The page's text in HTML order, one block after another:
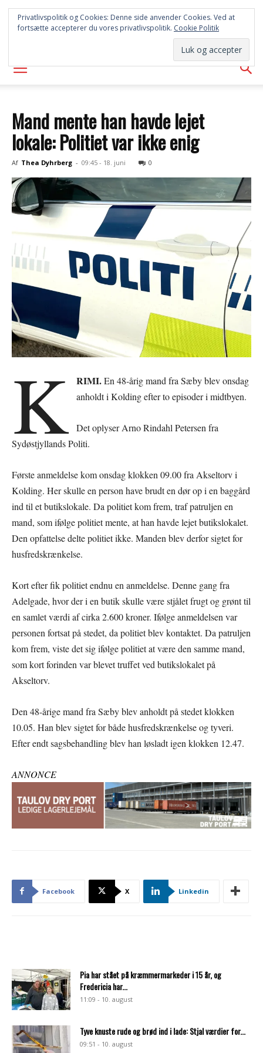
SYD
AVISEN
Mand mente han havde lejet
lokale: Politiet var ikke enig
Af Thea Dyhrberg - 09:45 - 18. juni 0
K RIMI.En 48-årig mand fra Sæby blev onsdag
anholdt i Kolding efter to episoder i midtbyen.
Det oplyser Arno Rindahl Petersen fra
Sydøstjyllands Politi.
Første anmeldelse kom onsdag klokken 09.00 fra Akseltorv i
Kolding. Her skulle en person have brudt en dør op i en baggård
ind til et butikslokale. Da politiet kom frem, traf patruljen en
mand, som ifølge politiet mente, at han havde lejet butikslokalet.
Den opfattelse delte politiet ikke. Manden blev derfor sigtet for
husfredskrænkelse.
Kort efter fik politiet endnu en anmeldelse. Denne gang fra
Adelgade, hvor der i en butik skulle være stjålet frugt og grønt til
en samlet værdi af cirka 2.600 kroner. Ifølge anmeldelsen var
personen fortsat på stedet, da politiet blev kontaktet. Da patruljen
kom frem, viste det sig ifølge politiet at være den samme mand,
som kort forinden var blevet truffet ved butikslokalet på
Akseltorv.
Den 48-årige mand fra Sæby blev anholdt på stedet klokken
10.05. Han blev sigtet for både husfredskrænkelse og tyveri.
Efter endt sagsbehandling blev han løsladt igen klokken 12.47.
ANNONCE
Facebook X Linkedin
Pia har stået på kræmmermarkeder i 15 år, og
Fredericia har...
11:09 - 10. august
Tyve knuste rude og brød ind i lade: Stjal værdier for...
09:51 - 10. august
Privatlivspolitik og Cookies: Denne side anvender Cookies. Ved at
fortsætte accepterer du vores privatlivspolitik. Cookie Politik